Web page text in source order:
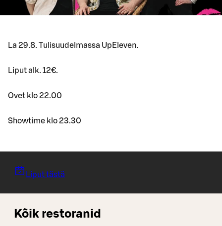
La 29.8. Tulisuudelmassa UpEleven.
Liput alk. 12€.
Ovet klo 22.00
Showtime klo 23.30
Liput tästä
Kõik restoranid